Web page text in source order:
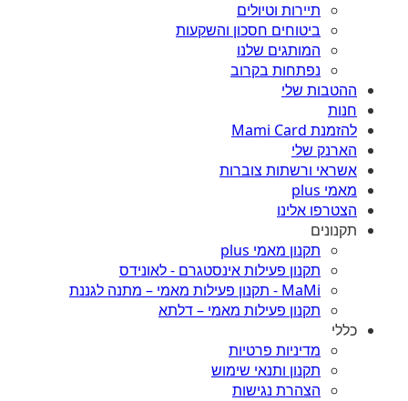
תיירות וטיולים
ביטוחים חסכון והשקעות
המותגים שלנו
נפתחות בקרוב
ההטבות שלי
חנות
להזמנת Mami Card
הארנק שלי
אשראי ורשתות צוברות
מאמי plus
הצטרפו אלינו
תקנונים
תקנון מאמי plus
תקנון פעילות אינסטגרם - לאונידס
MaMi - תקנון פעילות מאמי – מתנה לגננת
תקנון פעילות מאמי – דלתא
כללי
מדיניות פרטיות
תקנון ותנאי שימוש
הצהרת נגישות